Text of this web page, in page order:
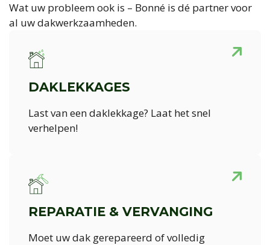
Wat uw probleem ook is – Bonné is dé partner voor
al uw dakwerkzaamheden.
DAKLEKKAGES
Last van een daklekkage? Laat het snel
verhelpen!
REPARATIE & VERVANGING
Moet uw dak gerepareerd of volledig